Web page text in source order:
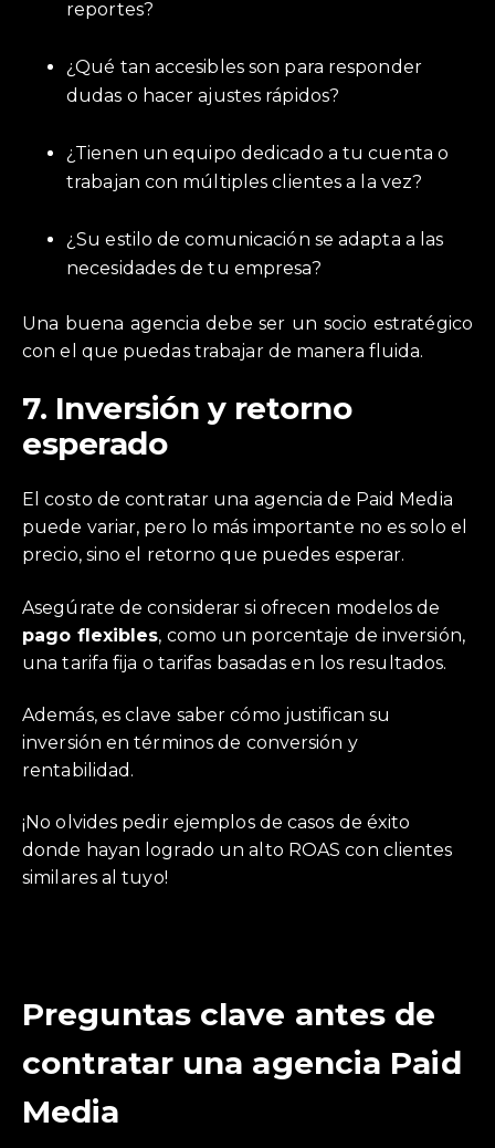
reportes?
¿Qué tan accesibles son para responder
dudas o hacer ajustes rápidos?
¿Tienen un equipo dedicado a tu cuenta o
trabajan con múltiples clientes a la vez?
¿Su estilo de comunicación se adapta a las
necesidades de tu empresa?
Una buena agencia debe ser un socio estratégico
con el que puedas trabajar de manera fluida.
7. Inversión y retorno
esperado
El costo de contratar una agencia de Paid Media
puede variar, pero lo más importante no es solo el
precio, sino el retorno que puedes esperar.
Asegúrate de considerar si ofrecen modelos de
pago flexibles, como un porcentaje de inversión,
una tarifa fija o tarifas basadas en los resultados.
Además, es clave saber cómo justifican su
inversión en términos de conversión y
rentabilidad.
¡No olvides pedir ejemplos de casos de éxito
donde hayan logrado un alto ROAS con clientes
similares al tuyo!
Preguntas clave antes de
contratar una agencia Paid
Media